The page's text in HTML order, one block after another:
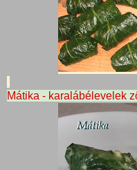
Mátika - karalábélevelek